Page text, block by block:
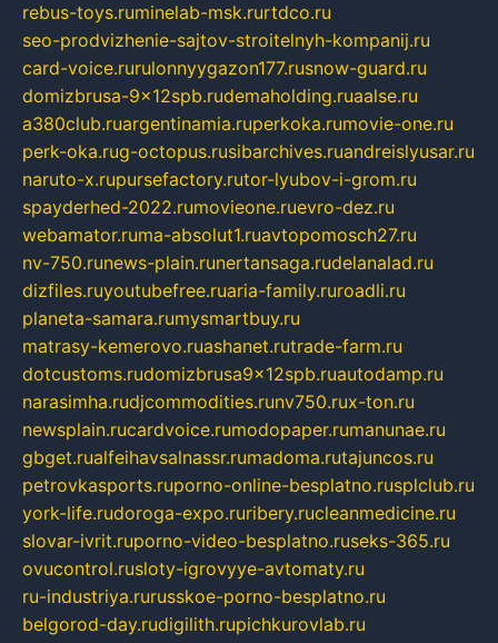
rebus-toys.ruminelab-msk.rurtdco.ru
seo-prodvizhenie-sajtov-stroitelnyh-kompanij.ru
card-voice.rurulonnyygazon177.rusnow-guard.ru
domizbrusa-9x12spb.rudemaholding.ruaalse.ru
a380club.ruargentinamia.ruperkoka.rumovie-one.ru
perk-oka.rug-octopus.rusibarchives.ruandreislyusar.ru
naruto-x.rupursefactory.rutor-lyubov-i-grom.ru
spayderhed-2022.rumovieone.ruevro-dez.ru
webamator.ruma-absolut1.ruavtopomosch27.ru
nv-750.runews-plain.runertansaga.rudelanalad.ru
dizfiles.ruyoutubefree.ruaria-family.ruroadli.ru
planeta-samara.rumysmartbuy.ru
matrasy-kemerovo.ruashanet.rutrade-farm.ru
dotcustoms.rudomizbrusa9x12spb.ruautodamp.ru
narasimha.rudjcommodities.runv750.rux-ton.ru
newsplain.rucardvoice.rumodopaper.rumanunae.ru
gbget.rualfeihavsalnassr.rumadoma.rutajuncos.ru
petrovkasports.ruporno-online-besplatno.rusplclub.ru
york-life.rudoroga-expo.ruribery.rucleanmedicine.ru
slovar-ivrit.ruporno-video-besplatno.ruseks-365.ru
ovucontrol.rusloty-igrovyye-avtomaty.ru
ru-industriya.rurusskoe-porno-besplatno.ru
belgorod-day.rudigilith.rupichkurovlab.ru